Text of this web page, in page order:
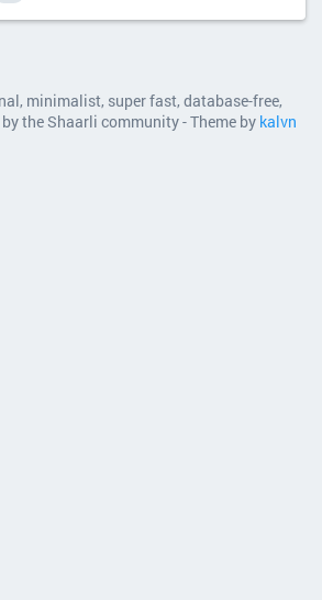
minimalist, super fast, database-free,
the Shaarli community - Theme by kalvn